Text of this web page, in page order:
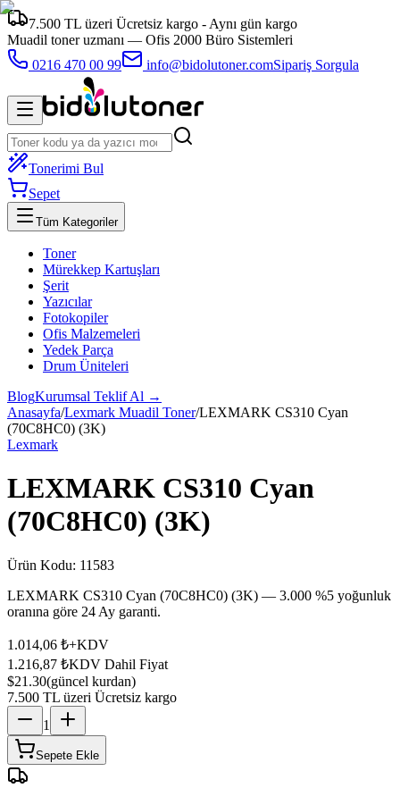
7.500 TL üzeri Ücretsiz kargo - Aynı gün kargo
Muadil toner uzmanı — Ofis 2000 Büro Sistemleri
0216 470 00 99
info@bidolutoner.comSipariş Sorgula
Tonerimi Bul
Sepet
Tüm Kategoriler
Toner
Mürekkep Kartuşları
Şerit
Yazıcılar
Fotokopiler
Ofis Malzemeleri
Yedek Parça
Drum Üniteleri
BlogKurumsal Teklif Al →
Anasayfa/Lexmark Muadil Toner/LEXMARK CS310 Cyan
(70C8HC0) (3K)
Lexmark
LEXMARK CS310 Cyan
(70C8HC0) (3K)
Ürün Kodu: 11583
LEXMARK CS310 Cyan (70C8HC0) (3K) — 3.000 %5 yoğunluk
oranına göre 24 Ay garanti.
1.014,06 ₺+KDV
1.216,87 ₺KDV Dahil Fiyat
$21.30(güncel kurdan)
7.500 TL üzeri Ücretsiz kargo
1
Sepete Ekle